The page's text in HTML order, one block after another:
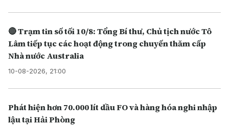
🔴 Trạm tin số tối 10/8: Tổng Bí thư, Chủ tịch nước Tô
Lâm tiếp tục các hoạt động trong chuyến thăm cấp
Nhà nước Australia
10-08-2026, 21:00
Phát hiện hơn 70.000 lít dầu FO và hàng hóa nghi nhập
lậu tại Hải Phòng